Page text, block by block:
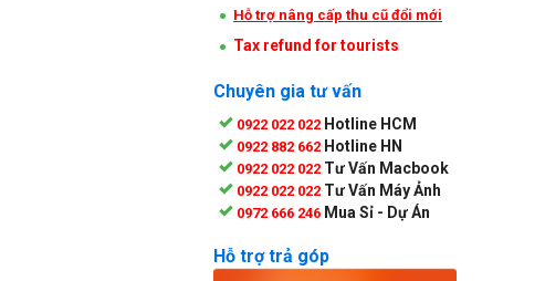
Hỗ trợ nâng cấp thu cũ đổi mới
Tax refund for tourists
Chuyên gia tư vấn
0922 022 022 Hotline HCM
0922 882 662 Hotline HN
0922 022 022 Tư Vấn Macbook
0922 022 022 Tư Vấn Máy Ảnh
0972 666 246 Mua Sỉ - Dự Án
Hỗ trợ trả góp